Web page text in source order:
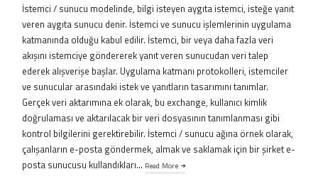
İstemci / sunucu modelinde, bilgi isteyen aygıta istemci, isteğe yanıt
veren aygıta sunucu denir. İstemci ve sunucu işlemlerinin uygulama
katmanında olduğu kabul edilir. İstemci, bir veya daha fazla veri
akışını istemciye göndererek yanıt veren sunucudan veri talep
ederek alışverişe başlar. Uygulama katmanı protokolleri, istemciler
ve sunucular arasındaki istek ve yanıtların tasarımını tanımlar.
Gerçek veri aktarımına ek olarak, bu exchange, kullanıcı kimlik
doğrulaması ve aktarılacak bir veri dosyasının tanımlanması gibi
kontrol bilgilerini gerektirebilir. İstemci / sunucu ağına örnek olarak,
çalışanların e-posta göndermek, almak ve saklamak için bir şirket e-
posta sunucusu kullandıkları… Read More